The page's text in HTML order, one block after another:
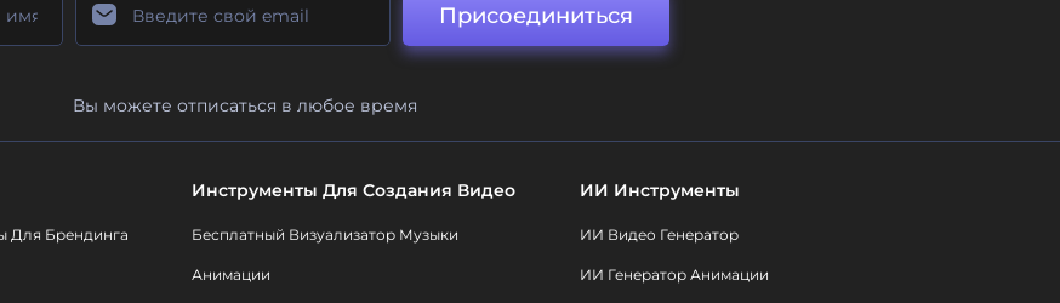
Присоединиться
Вы можете отписаться в любое время
Для Брендинга
Инструменты Для Создания Видео
Бесплатный Визуализатор Музыки
Анимации
ИИ Инструменты
ИИ Видео Генератор
ИИ Генератор Анимации